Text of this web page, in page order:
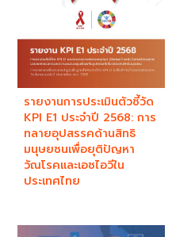
รายงานการประเมินตัวชี้วัด
KPI E1 ประจำปี 2568: การ
ทลายอุปสรรคด้านสิทธิ
มนุษยชนเพื่อยุติปัญหา
วัณโรคและเอชไอวีใน
ประเทศไทย